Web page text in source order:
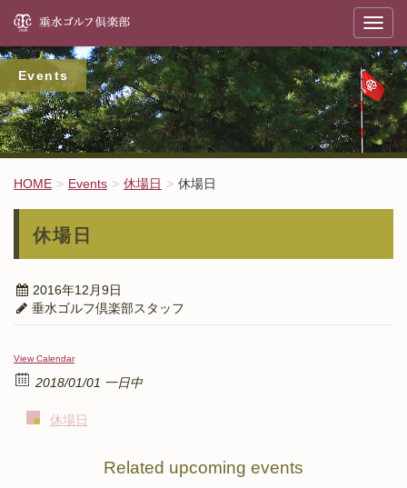
T
g
g
l
e
n
a
v
i
a
n
垂
Events
HOME Events 休場日 休場日
休場日
2016年12月9日
垂水ゴルフ倶楽部スタッフ
View Calendar
2018/01/01 一日中
休場日
Related upcoming events